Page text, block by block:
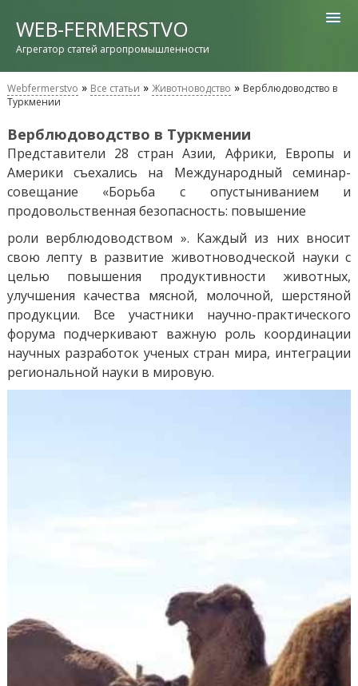
WEB-FERMERSTVO
Агрегатор статей агропромышленности
Webfermerstvo » Все статьи » Животноводство » Верблюдоводство в
Туркмении
Верблюдоводство в Туркмении
Представители 28 стран Азии, Африки, Европы и
Америки съехались на Международный семинар-
совещание «Борьба с опустыниванием и
продовольственная безопасность: повышение
роли верблюдоводством ». Каждый из них вносит
свою лепту в развитие животноводческой науки с
целью повышения продуктивности животных,
улучшения качества мясной, молочной, шерстяной
продукции. Все участники научно-практического
форума подчеркивают важную роль координации
научных разработок ученых стран мира, интеграции
региональной науки в мировую.